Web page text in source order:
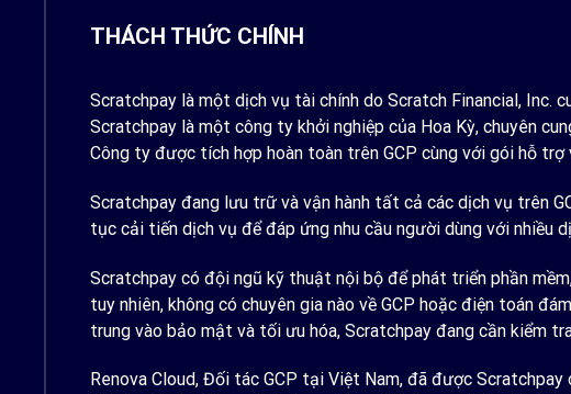
THÁCH THỨC CHÍNH
Scratchpay là một dịch vụ tài chính do Scratch Financial, Inc.
Scratchpay là một công ty khởi nghiệp của Hoa Kỳ, chuyên
Công ty được tích hợp hoàn toàn trên GCP cùng với gói hỗ trợ
Scratchpay đang lưu trữ và vận hành tất cả các dịch vụ trên
tục cải tiến dịch vụ để đáp ứng nhu cầu người dùng với nhiều
Scratchpay có đội ngũ kỹ thuật nội bộ để phát triển phần
tuy nhiên, không có chuyên gia nào về GCP hoặc điện toán
trung vào bảo mật và tối ưu hóa, Scratchpay đang cần kiểm
Renova Cloud, Đối tác GCP tại Việt Nam, đã được